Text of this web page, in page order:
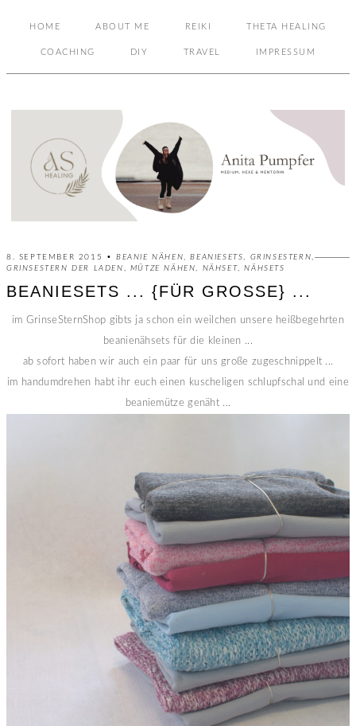
HOME ABOUT ME REIKI THETA HEALING
COACHING DIY TRAVEL IMPRESSUM
8. SEPTEMBER 2015 • BEANIE NÄHEN ,BEANIESETS GRINSESTERN
GRINSESTERN DER LADEN
MÜTZE NÄHEN NÄHSET ,NÄHSETS
BEANIESETS ... {FÜR GROSSE} ...
im GrinseSternShop gibts ja schon ein weilchen unsere heißbegehrten
beanienähsets für die kleinen ...
ab sofort haben wir auch ein paar für uns große zugeschnippelt ...
im handumdrehen habt ihr euch einen kuscheligen schlupfschal und eine
beaniemütze genäht ...